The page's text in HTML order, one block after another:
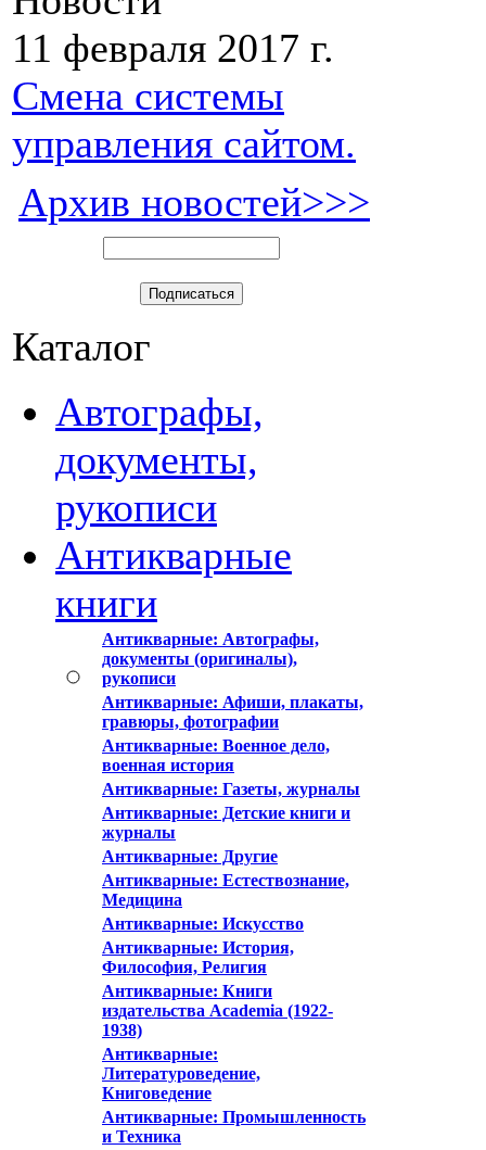
11 февраля 2017 г.
Смена системы
управления сайтом.
Архив новостей>>>
Каталог
Автографы,
документы,
рукописи
Антикварные
книги
Антикварные: Автографы,
документы (оригиналы),
рукописи
Антикварные: Афиши, плакаты,
гравюры, фотографии
Антикварные: Военное дело,
военная история
Антикварные: Газеты, журналы
Антикварные: Детские книги и
журналы
Антикварные: Другие
Антикварные: Естествознание,
Медицина
Антикварные: Искусство
Антикварные: История,
Философия, Религия
Антикварные: Книги
издательства Academia (1922-
1938)
Антикварные:
Литературоведение,
Книговедение
Антикварные: Промышленность
и Техника